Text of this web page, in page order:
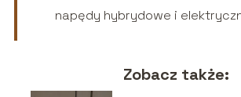
napędy hybrydowe i
Zobacz także: